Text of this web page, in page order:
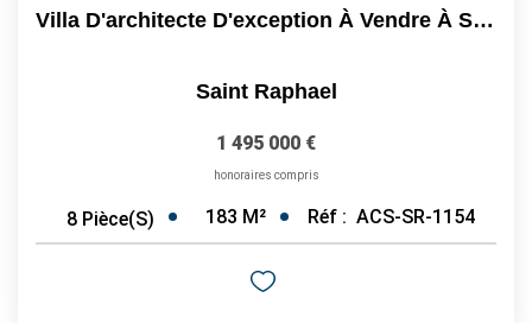
Villa D'architecte D'exception À Vendre À Saint-Raphaël -...
Saint Raphael
1 495 000 €
honoraires compris
8 Pièce(s) 183 M² Réf : ACS-SR-1154